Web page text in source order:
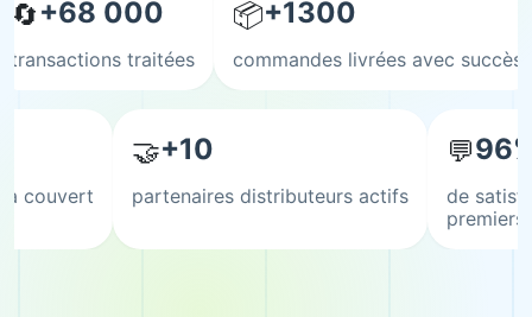
🔄+68 000
transactions traitées
📦+1300
commandes livrées avec succès
couvert
🤝+10
partenaires distributeurs actifs
💬
de
premiers